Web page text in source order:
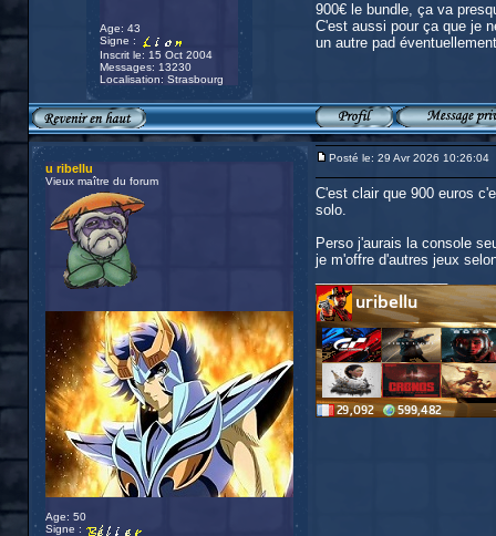
Age: 43
Signe :
Inscrit le: 15 Oct 2004
Messages: 13230
Localisation: Strasbourg
900€ le bundle, ça va
C'est aussi pour ça que je
un autre pad
u ribellu
Vieux maître du forum
Age: 50
Signe :
Posté le: 29 Avr 2026 10:26:04
C'est clair que 900 euros
solo.
Perso j'aurais la console
je m'offre d'autres jeux